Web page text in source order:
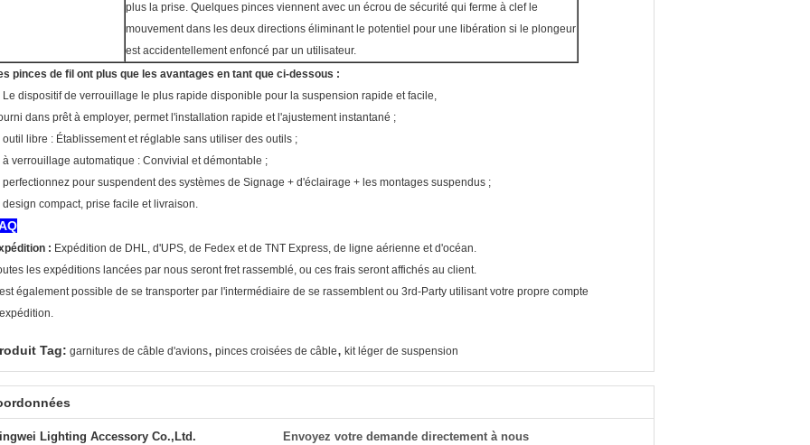
plus la prise. Quelques pinces viennent avec un écrou de sécurité qui ferme à clef le
mouvement dans les deux directions éliminant le potentiel pour une libération si le plongeur
est accidentellement enfoncé par un utilisateur.
pinces de fil ont plus que les avantages en tant que ci-dessous :
Le dispositif de verrouillage le plus rapide disponible pour la suspension rapide et facile,
dans prêt à employer, permet l'installation rapide et l'ajustement instantané ;
outil libre : Établissement et réglable sans utiliser des outils ;
à verrouillage automatique : Convivial et démontable ;
perfectionnez pour suspendent des systèmes de Signage + d'éclairage + les montages suspendus ;
design compact, prise facile et livraison.
: Expédition de DHL, d'UPS, de Fedex et de TNT Express, de ligne aérienne et d'océan.
les expéditions lancées par nous seront fret rassemblé, ou ces frais seront affichés au client.
est également possible de se transporter par l'intermédiaire de se rassemblent ou 3rd-Party utilisant votre propre compte
Tag: garnitures de câble d'avions, pinces croisées de câble, kit léger de suspension
Lighting Accessory Co.,Ltd. Envoyez votre demande directement à nous